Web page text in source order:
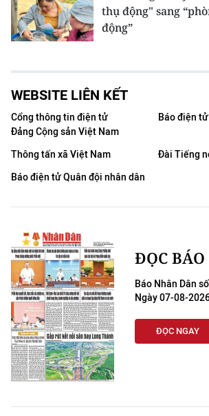
thụ động" sang
động”
WEBSITE LIÊN KẾT
Cổng thông tin điện tử
Đảng Cộng sản Việt Nam
Báo điện
Thông tấn xã Việt Nam
Đài Tiếng
Báo điện tử Quân đội nhân dân
ĐỌC
Báo Nhân Dân
Ngày 07-08-
ĐỌC NGAY